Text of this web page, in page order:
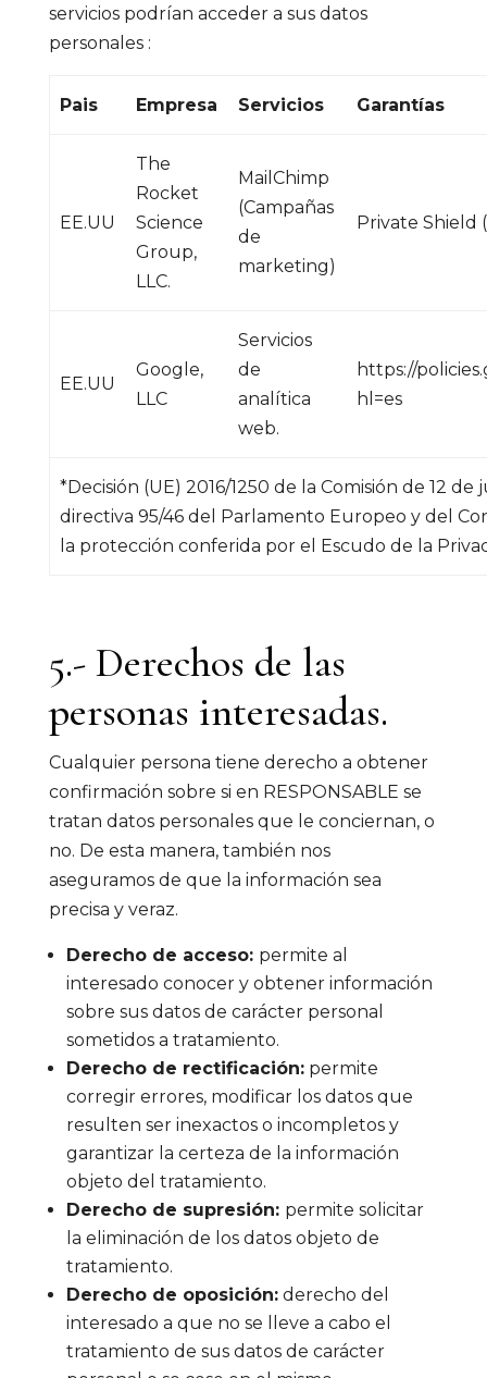
servicios podrían acceder a sus datos
personales :
Pais Empresa Servicios Garantías
EE.UU
The
Rocket
Science
Group,
LLC.
MailChimp
(Campañas
de
marketing)
Private Shield
EE.UU
Google,
LLC
Servicios
de
analítica
web.
https://
hl=es
*Decisión (UE) 2016/1250 de la Comisión de 12
directiva 95/46 del Parlamento Europeo y del
la protección conferida por el Escudo de la
5.- Derechos de las
personas interesadas.
Cualquier persona tiene derecho a obtener
confirmación sobre si en RESPONSABLE se
tratan datos personales que le conciernan, o
no. De esta manera, también nos
aseguramos de que la información sea
precisa y veraz.
Derecho de acceso: permite al
interesado conocer y obtener información
sobre sus datos de carácter personal
sometidos a tratamiento.
Derecho de rectificación:permite
corregir errores, modificar los datos que
resulten ser inexactos o incompletos y
garantizar la certeza de la información
objeto del tratamiento.
Derecho de supresión: permite solicitar
la eliminación de los datos objeto de
tratamiento.
Derecho de oposición:derecho del
interesado a que no se lleve a cabo el
tratamiento de sus datos de carácter